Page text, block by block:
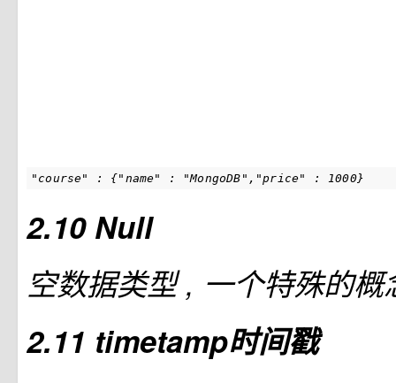
"course" : {"name" : "MongoDB","price" : 1000}
2.10 Null
空数据类型 , 一个特殊的
2.11 timetamp时间戳